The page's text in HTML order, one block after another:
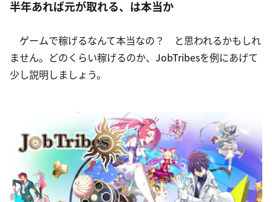
半年あれば元が取れる、は本当か
ゲームで稼げるなんて本当なの？　と思われるかもしれ
ません。どのくらい稼げるのか、 JobTribesを例にあげて
少し説明しましょう。